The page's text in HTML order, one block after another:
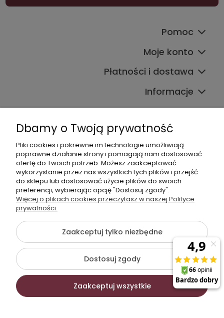
Pomoc
Moje konto
Płatności i dostawa
Informacje
Kontakt ze sklepem
Dane kontaktowe
603377506
sklep@komfort-biuro.pl
Nasz Facebook
©2026 Wszelkie Prawa Zastrzeżone | Komfort Biuro -
meble biurowe
Szablon Flex byEcommercy
Dbamy o Twoją prywatność
Pliki cookies i pokrewne im technologie umożliwiają
poprawne działanie strony i pomagają nam dostosować
ofertę do Twoich potrzeb. Możesz zaakceptować
wykorzystanie przez nas wszystkich tych plików i przejść
do sklepu lub dostosować użycie plików do swoich
preferencji, wybierając opcję "Dostosuj zgody".
Więcej o plikach cookies przeczytasz w naszej Polityce
prywatności.
Zaakceptuj tylko niezbędne
Dostosuj zgody
Zaakceptuj wszystkie